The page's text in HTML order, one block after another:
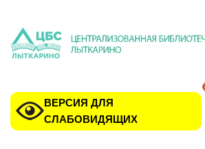
ВЕРСИЯ ДЛЯ
СЛАБОВИДЯЩИХ